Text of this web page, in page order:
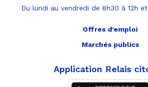
Du lundi au vendredi de 8h30 à 12h
Offres d’emploi
Marchés publics
Application Relais